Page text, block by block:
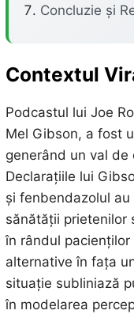
Concluzie și
Contextul
Podcastul lui Joe
Mel Gibson, a fost
generând un val
Declarațiile lui
și fenbendazolul
sănătății prietenilor
în rândul
alternative în fața
situație subliniază
în modelarea